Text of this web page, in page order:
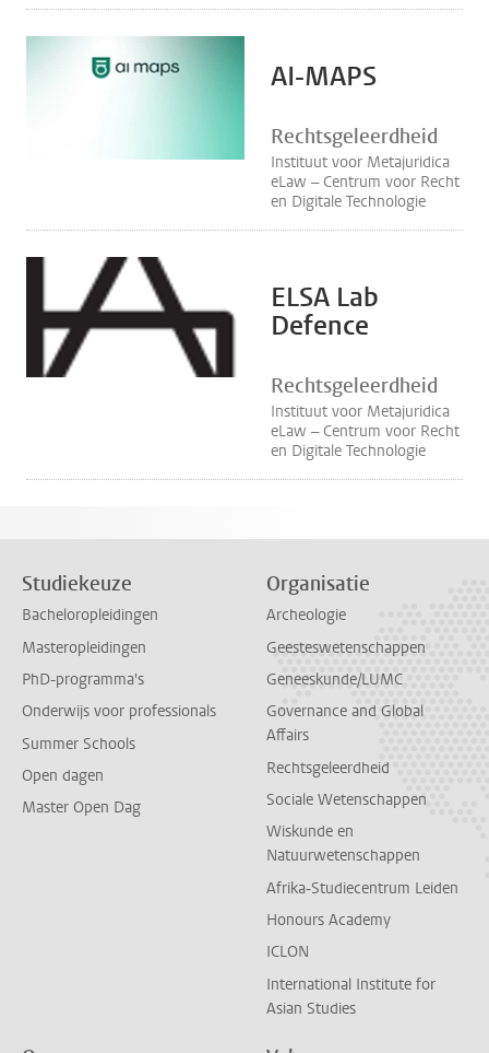
AI-MAPS
Rechtsgeleerdheid
Instituut voor Metajuridica
eLaw – Centrum voor Recht
en Digitale Technologie
ELSA Lab
Defence
Rechtsgeleerdheid
Instituut voor Metajuridica
eLaw – Centrum voor Recht
en Digitale Technologie
Studiekeuze
Bacheloropleidingen
Masteropleidingen
PhD-programma's
Onderwijs voor professionals
Summer Schools
Open dagen
Master Open Dag
Organisatie
Archeologie
Geesteswetenschappen
Geneeskunde/LUMC
Governance and Global
Affairs
Rechtsgeleerdheid
Sociale Wetenschappen
Wiskunde en
Natuurwetenschappen
Afrika-Studiecentrum Leiden
Honours Academy
ICLON
International Institute for
Asian Studies